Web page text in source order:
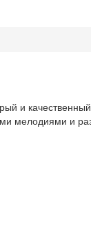
и
мелодиями и